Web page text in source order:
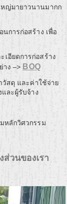
ญ่มายาวนานมากก
การก่อสร้าง เพื่อ
อียดการก่อสร้าง
าง –> BOQ
วัสดุ และค่าใช้จ่าย
ละผู้รับจ้าง
หลักวิศวกรรม
ส่วนของเรา